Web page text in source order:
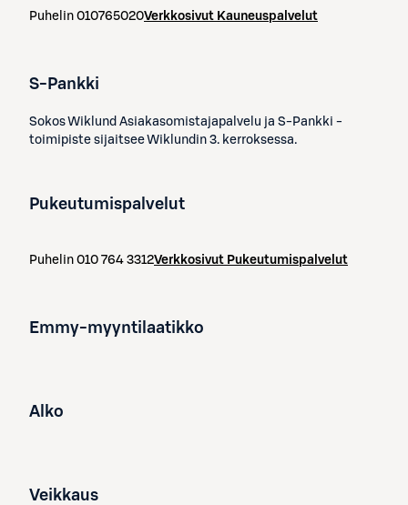
Puhelin 010765020Verkkosivut Kauneuspalvelut
S-Pankki
Sokos Wiklund Asiakasomistajapalvelu ja S-Pankki -
toimipiste sijaitsee Wiklundin 3. kerroksessa.
Pukeutumispalvelut
Puhelin 010 764 3312Verkkosivut Pukeutumispalvelut
Emmy-myyntilaatikko
Alko
Veikkaus